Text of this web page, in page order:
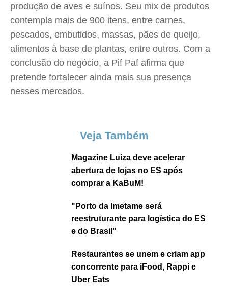
produção de aves e suínos. Seu mix de produtos
contempla mais de 900 itens, entre carnes,
pescados, embutidos, massas, pães de queijo,
alimentos à base de plantas, entre outros. Com a
conclusão do negócio, a Pif Paf afirma que
pretende fortalecer ainda mais sua presença
nesses mercados.
Veja Também
Magazine Luiza deve acelerar
abertura de lojas no ES após
comprar a KaBuM!
"Porto da Imetame será
reestruturante para logística do ES
e do Brasil"
Restaurantes se unem e criam app
concorrente para iFood, Rappi e
Uber Eats